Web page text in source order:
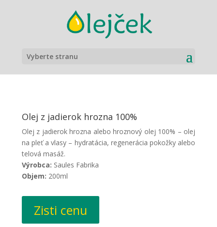
Vyberte stranu
Olej z jadierok hrozna 100%
Olej z jadierok hrozna alebo hroznový olej 100% – olej
na pleť a vlasy – hydratácia, regenerácia pokožky alebo
telová masáž.
Výrobca: Saules Fabrika
Objem: 200ml
Zisti cenu